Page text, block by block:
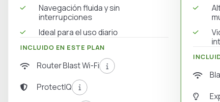
Navegación fluida y sin
interrupciones
Ideal para el uso diario
INCLUIDO EN ESTE PLAN
Router Blast Wi-Fi
ProtectIQ